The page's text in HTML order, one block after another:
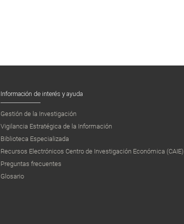
Información de interés y ayuda
Gestión de la Investigación
Vigilancia Estratégica de la Información
Biblioteca Especializada
Recursos Electrónicos Centro de Investigación Económica (CAIE)
Preguntas frecuentes
Glosario